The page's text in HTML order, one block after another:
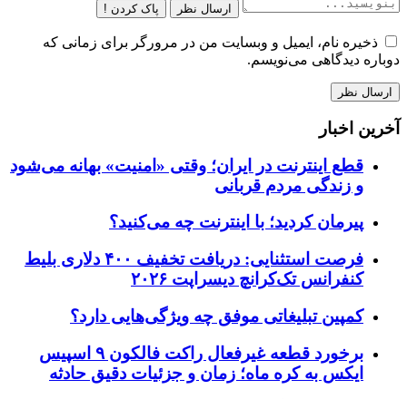
ارسال نظر پاک کردن !
ذخیره نام، ایمیل و وبسایت من در مرورگر برای زمانی که
دوباره دیدگاهی می‌نویسم.
آخرین اخبار
قطع اینترنت در ایران؛ وقتی «امنیت» بهانه می‌شود
و زندگی مردم قربانی
پیرمان کردید؛ با اینترنت چه می‌کنید؟
فرصت استثنایی: دریافت تخفیف ۴۰۰ دلاری بلیط
کنفرانس تک‌کرانچ دیسراپت ۲۰۲۶
کمپین تبلیغاتی موفق چه ویژگی‌هایی دارد؟
برخورد قطعه غیرفعال راکت فالکون ۹ اسپیس
ایکس به کره ماه؛ زمان و جزئیات دقیق حادثه